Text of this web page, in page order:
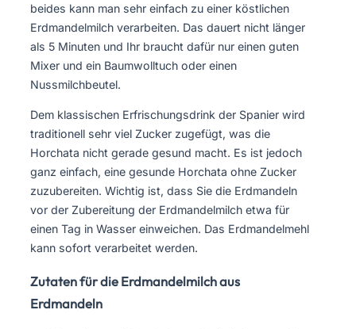
beides kann man sehr einfach zu einer köstlichen
Erdmandelmilch verarbeiten. Das dauert nicht länger
als 5 Minuten und Ihr braucht dafür nur einen guten
Mixer und ein Baumwolltuch oder einen
Nussmilchbeutel.
Dem klassischen Erfrischungsdrink der Spanier wird
traditionell sehr viel Zucker zugefügt, was die
Horchata nicht gerade gesund macht. Es ist jedoch
ganz einfach, eine gesunde Horchata ohne Zucker
zuzubereiten. Wichtig ist, dass Sie die Erdmandeln
vor der Zubereitung der Erdmandelmilch etwa für
einen Tag in Wasser einweichen. Das Erdmandelmehl
kann sofort verarbeitet werden.
Zutaten für die Erdmandelmilch aus
Erdmandeln